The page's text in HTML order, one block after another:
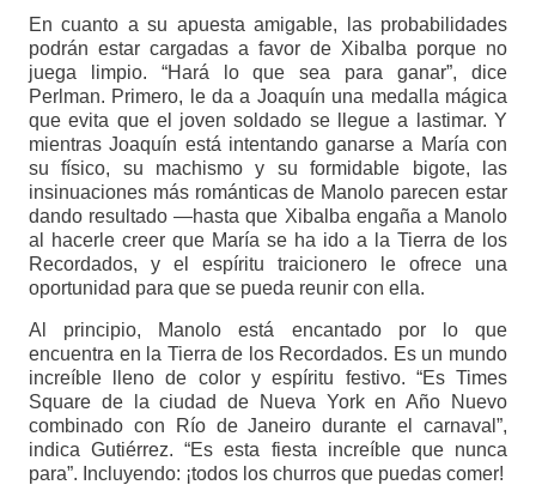
En cuanto a su apuesta amigable, las probabilidades
podrán estar cargadas a favor de Xibalba porque no
juega limpio. “Hará lo que sea para ganar”, dice
Perlman. Primero, le da a Joaquín una medalla mágica
que evita que el joven soldado se llegue a lastimar. Y
mientras Joaquín está intentando ganarse a María con
su físico, su machismo y su formidable bigote, las
insinuaciones más románticas de Manolo parecen estar
dando resultado —hasta que Xibalba engaña a Manolo
al hacerle creer que María se ha ido a la Tierra de los
Recordados, y el espíritu traicionero le ofrece una
oportunidad para que se pueda reunir con ella.
Al principio, Manolo está encantado por lo que
encuentra en la Tierra de los Recordados. Es un mundo
increíble lleno de color y espíritu festivo. “Es Times
Square de la ciudad de Nueva York en Año Nuevo
combinado con Río de Janeiro durante el carnaval”,
indica Gutiérrez. “Es esta fiesta increíble que nunca
para”. Incluyendo: ¡todos los churros que puedas comer!